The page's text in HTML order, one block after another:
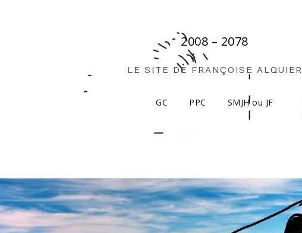
2008 – 2078
LE SITE DE FRANÇOISE ALQUIER
GC PPC SMJH ou JF